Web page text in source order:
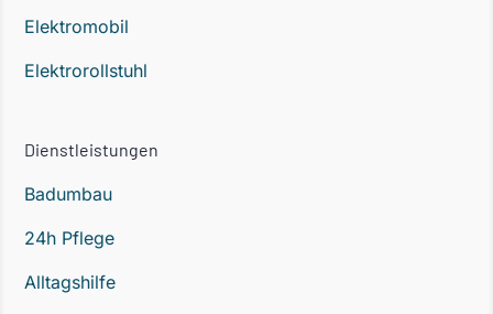
Elektromobil
Elektrorollstuhl
Dienstleistungen
Badumbau
24h Pflege
Alltagshilfe